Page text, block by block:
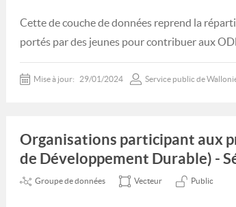
Cette de couche de données reprend la
portés par des jeunes pour contribuer aux
Mise à jour: 29/01/2024 Service public de
Organisations participant aux
de Développement Durable) -
Groupe de données Vecteur Public